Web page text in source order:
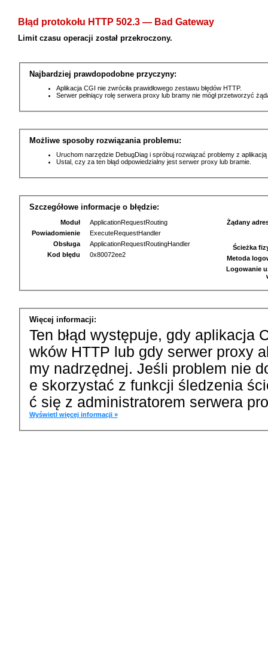
Błąd protokołu HTTP 502.3 — Bad Gateway
Limit czasu operacji został przekroczony.
Najbardziej prawdopodobne przyczyny:
Aplikacja CGI nie zwróciła prawidłowego zestawu błędów HTTP.
Serwer pełniący rolę serwera proxy lub bramy nie mógł przetworzyć
Możliwe sposoby rozwiązania problemu:
Uruchom narzędzie DebugDiag i spróbuj rozwiązać problemy z
Ustal, czy za ten błąd odpowiedzialny jest serwer proxy lub bramie.
Szczegółowe informacje o błędzie:
Moduł
ApplicationRequestRouting
Powiadomienie
ExecuteRequestHandler
Obsługa
ApplicationRequestRoutingHandler
Kod błędu
0x80072ee2
Żądany
Ścieżka
Metoda
Logowanie
Więcej informacji:
Ten błąd występuje, gdy aplikacja
wków HTTP lub gdy serwer proxy
my nadrzędnej. Jeśli problem nie
e skorzystać z funkcji śledzenia
ć się z administratorem serwera
Wyświetl więcej informacji »